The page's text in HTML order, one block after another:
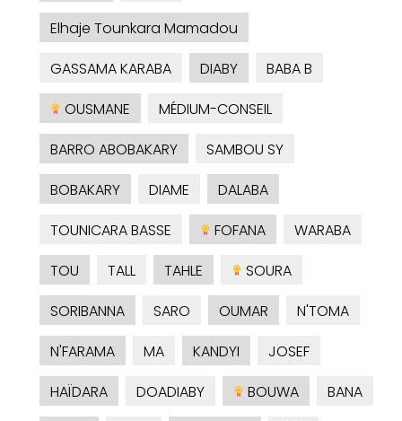
Elhaje Tounkara Mamadou
GASSAMA KARABA
DIABY
BABA B
OUSMANE
MÉDIUM-CONSEIL
BARRO ABOBAKARY
SAMBOU SY
BOBAKARY
DIAME
DALABA
TOUNICARA BASSE
FOFANA
WARABA
TOU
TALL TAHLE
SOURA
SORIBANNA
SARO OUMAR
N'TOMA
N'FARAMA
MA KANDYI
JOSEF
HAÏDARA
DOADIABY BOUWA
BANA